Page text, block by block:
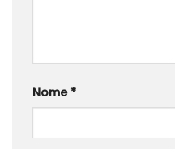
Nome *